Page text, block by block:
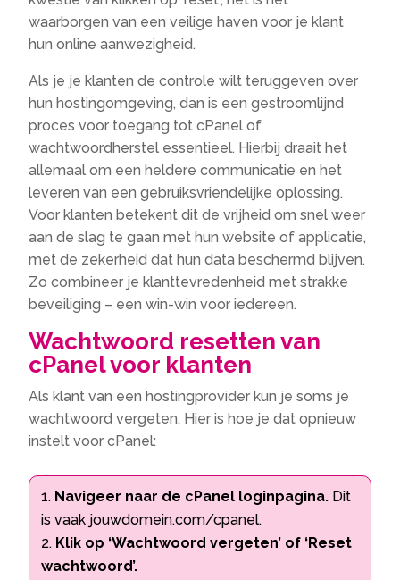
waarborgen van een veilige haven voor je klant
hun online aanwezigheid.
Als je je klanten de controle wilt teruggeven over
hun hostingomgeving, dan is een gestroomlijnd
proces voor toegang tot cPanel of
wachtwoordherstel essentieel. Hierbij draait het
allemaal om een heldere communicatie en het
leveren van een gebruiksvriendelijke oplossing.
Voor klanten betekent dit de vrijheid om snel weer
aan de slag te gaan met hun website of applicatie,
met de zekerheid dat hun data beschermd blijven.
Zo combineer je klanttevredenheid met strakke
beveiliging – een win-win voor iedereen.
Wachtwoord resetten van
cPanel voor klanten
Als klant van een hostingprovider kun je soms je
wachtwoord vergeten. Hier is hoe je dat opnieuw
instelt voor cPanel:
Navigeer naar de cPanel loginpagina. Dit
is vaak jouwdomein.com/cpanel.
Klik op ‘Wachtwoord vergeten’ of ‘Reset
wachtwoord’.